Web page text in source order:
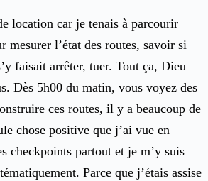
location car je tenais à parcourir
mesurer l’état des routes, savoir si
faisait arrêter, tuer. Tout ça, Dieu
Dès 5h00 du matin, vous voyez des
ces routes, il y a beaucoup de
chose positive que j’ai vue en
checkpoints partout et je m’y suis
Parce que j’étais assise